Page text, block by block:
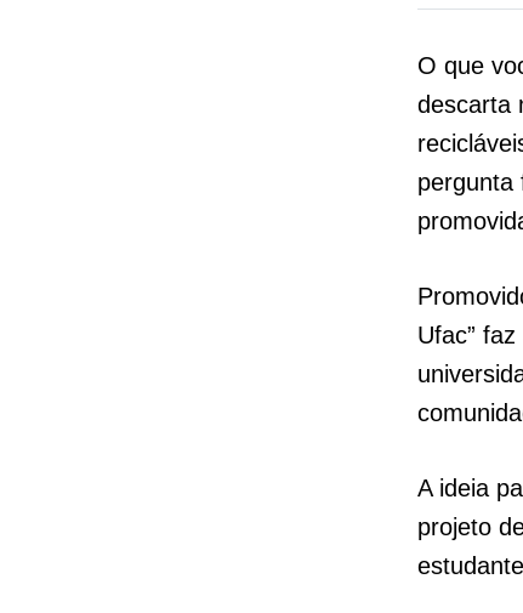
O que
descarta
pergunta
Ufac”
A ideia
projeto